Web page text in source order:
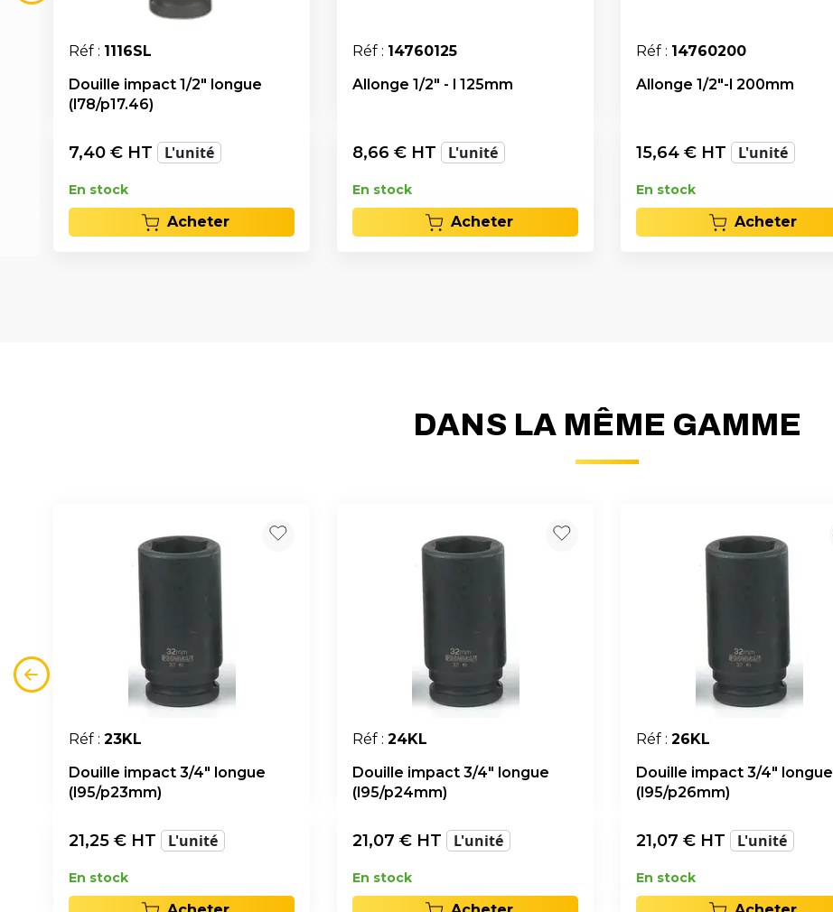
Réf : 1116SL
Douille impact 1/2" longue
(l78/p17.46)
7,40 € HT L'unité
En stock
Acheter
Réf : 14760125
Allonge 1/2" - l 125mm
8,66 € HT L'unité
En stock
Acheter
Réf : 14760200
Allonge 1/2"-l 200mm
15,64 € HT L'unité
En stock
Acheter
DANS LA MÊME GAMME
Réf : 23KL
Douille impact 3/4" longue
(l95/p23mm)
21,25 € HT L'unité
En stock
Réf : 24KL
Douille impact 3/4" longue
(l95/p24mm)
21,07 € HT L'unité
En stock
Réf : 26KL
Douille impact 3/4" longue
(l95/p26mm)
21,07 € HT L'unité
En stock